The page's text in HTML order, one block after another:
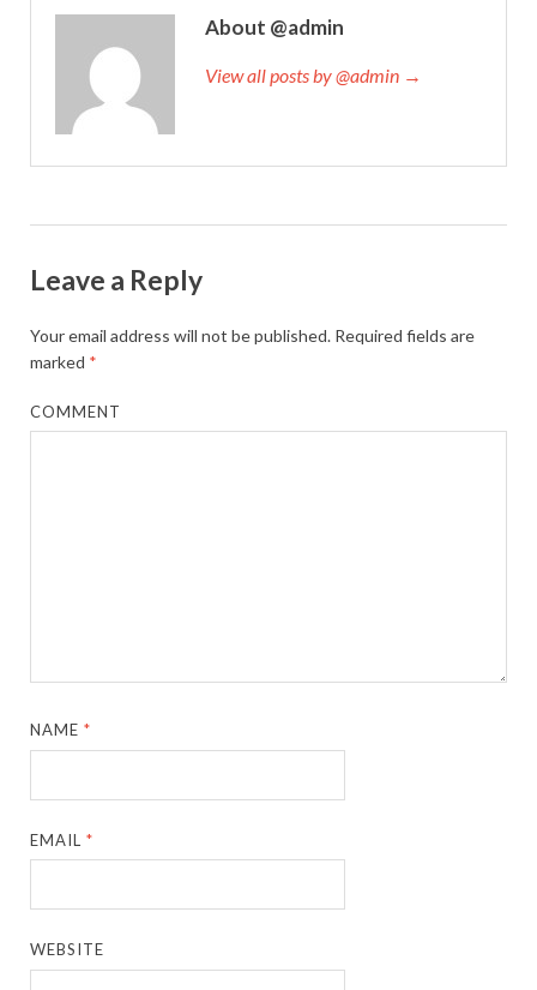
About @admin
View all posts by @admin →
Leave a Reply
Your email address will not be published. Required fields are
marked *
COMMENT
NAME*
EMAIL*
WEBSITE